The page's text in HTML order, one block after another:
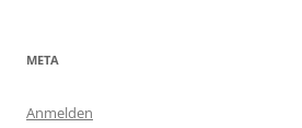
META
Anmelden